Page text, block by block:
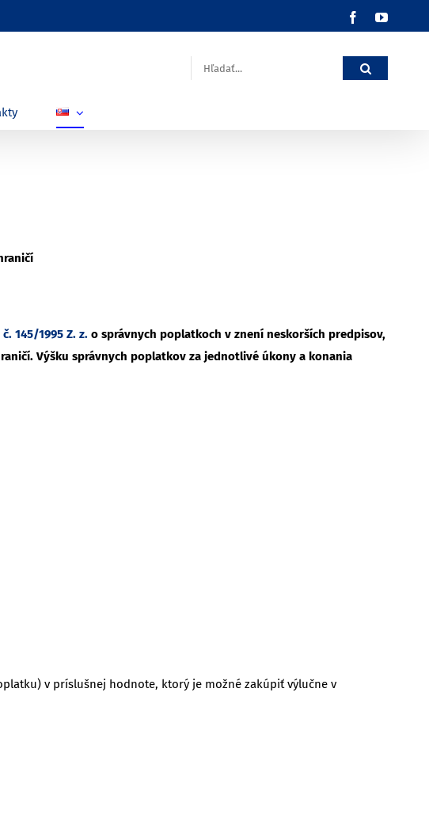
Facebook
Hľadať:
145/1995 Z. z.o správnych poplatkoch v znení neskorších predpisov,
Výšku správnych poplatkov za jednotlivé úkony a konania
v príslušnej hodnote, ktorý je možné zakúpiť výlučne v